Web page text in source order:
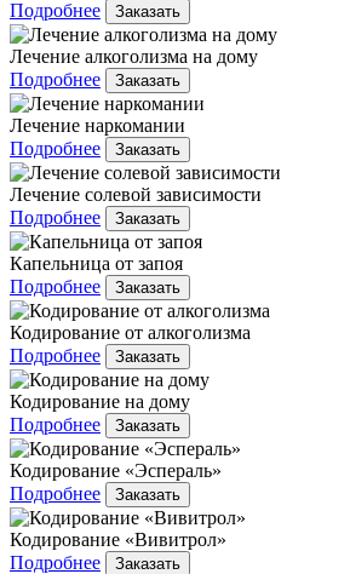
Подробнее Заказать
Лечение алкоголизма на дому
Подробнее
Заказать
Лечение наркомании
Подробнее
Заказать
Лечение солевой зависимости
Подробнее
Заказать
Капельница от запоя
Подробнее
Заказать
Кодирование от алкоголизма
Подробнее
Заказать
Кодирование на дому
Подробнее
Заказать
Кодирование «Эспераль»
Подробнее
Заказать
Кодирование «Вивитрол»
Подробнее
Заказать